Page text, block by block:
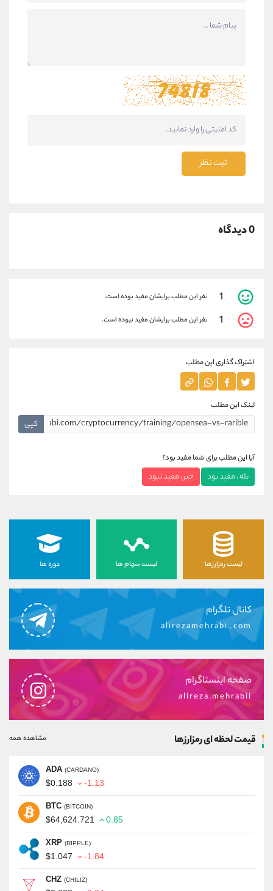
ثبت نظر
0 دیدگاه
1 نفر این مطلب برایشان مفید بوده است.
1 نفر این مطلب برایشان مفید نبوده است.
اشتراک گذاری این مطلب
لینک این مطلب
کپی
آیا این مطلب برای شما مفید بود؟
بله ، مفید بود خیر ، مفید نبود
لیست رمزارزها لیست سهام ها دوره ها
کانال تلگرام
alirezamehrabi_com
صفحه اینستاگرام
alireza.mehrabii
قیمت لحظه ای رمزارزها مشاهده همه
ADA (CARDANO)
$0.188 -1.13
BTC (BITCOIN)
$64,624.721 0.85
XRP (RIPPLE)
$1.047 -1.84
CHZ (CHILIZ)